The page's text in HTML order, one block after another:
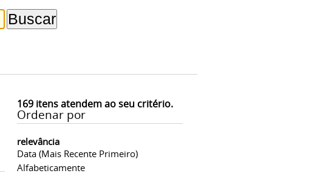
169itens atendem ao seu critério.
Ordenar por
relevância
Data (mais Recente Primeiro)
Alfabeticamente